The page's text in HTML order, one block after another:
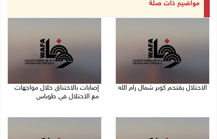
مواضيع ذات صلة
الاحتلال يقتحم كوبر شمال رام الله
إصابات بالاختناق خلال مواجهات
مع الاحتلال في طوباس